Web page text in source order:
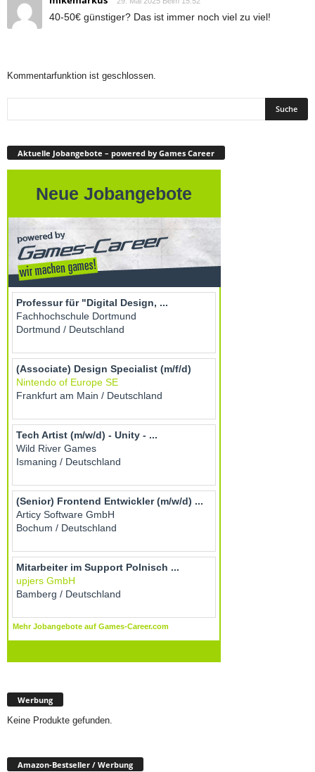
40-50€ günstiger? Das ist immer noch viel zu viel!
Kommentarfunktion ist geschlossen.
Aktuelle Jobangebote – powered by Games Career
Werbung
Keine Produkte gefunden.
Amazon-Bestseller / Werbung